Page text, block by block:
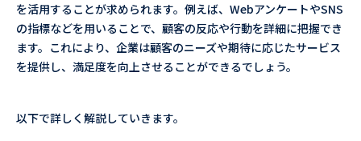
を活用することが求められます。例えば、WebアンケートやSNS
の指標などを用いることで、顧客の反応や行動を詳細に把握でき
ます。これにより、企業は顧客のニーズや期待に応じたサービス
を提供し、満足度を向上させることができるでしょう。
以下で詳しく解説していきます。